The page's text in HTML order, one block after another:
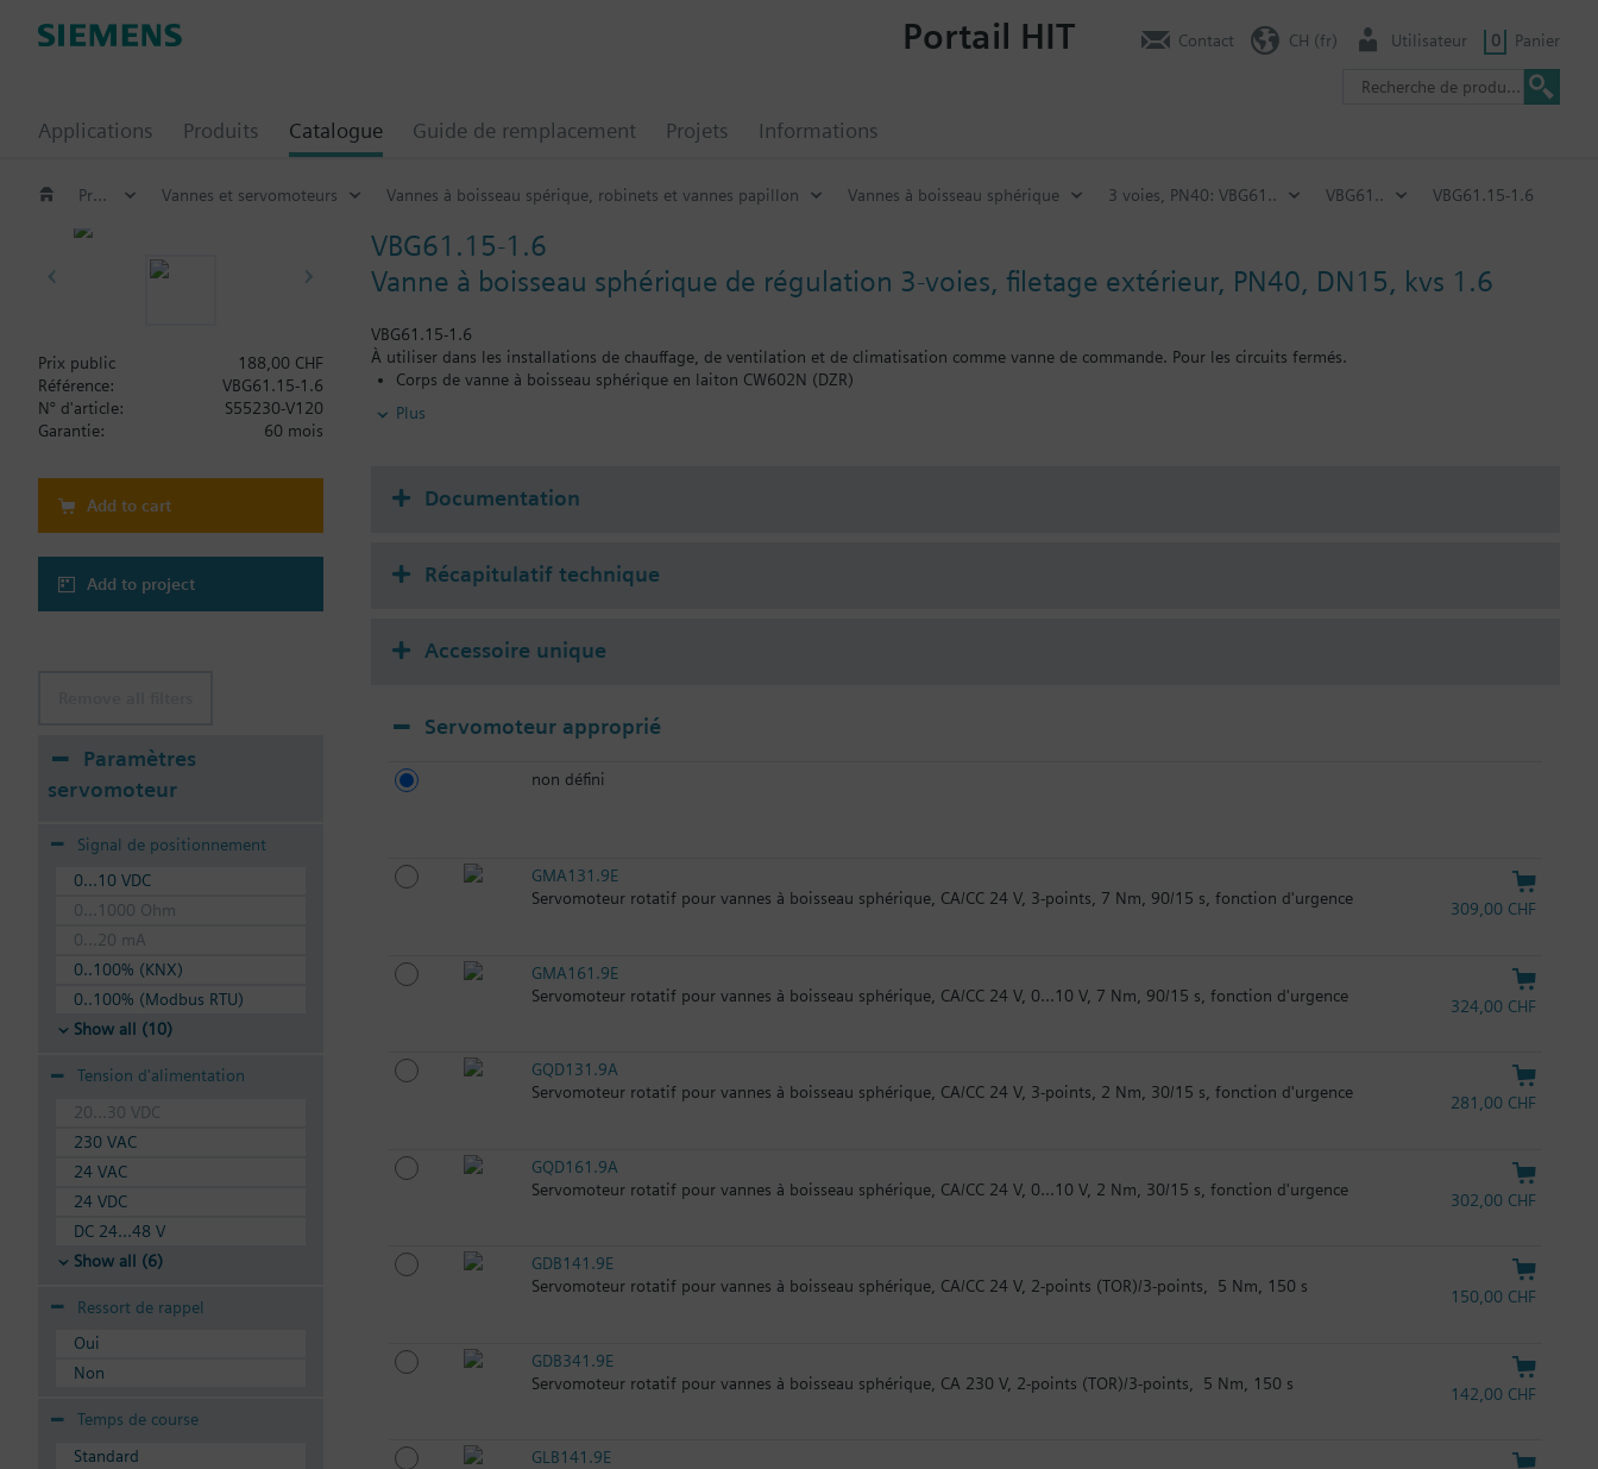
Applications Produits Catalogue Guide de remplacement Projets Informations
Portail HIT Contact CH (fr) Utilisateur 0 Panier
Produits HVAC Vannes et servomoteurs Vannes à boisseau spérique, robinets et vannes papillon Vannes à boisseau sphérique 3 voies, PN40: VBG61.. VBG61.. VBG61.15-1.6
VBG61.15-1.6
Vanne à boisseau sphérique de régulation 3-voies, filetage extérieur, PN40, DN15, kvs 1.6
VBG61.15-1.6
À utiliser dans les installations de chauffage, de ventilation et de climatisation comme vanne de commande. Pour les circuits fermés.
Corps de vanne à boisseau sphérique en laiton CW602N (DZR)
Les applications avec fonctions auxiliaires (par ex. interrupteur, potentiomètre) peuvent également être combinées avec des actionneurs rotatifs standard de
Plus
Prix public
188,00 CHF
Référence:
VBG61.15-1.6
N° d'article:
S55230-V120
Garantie:
60 mois
Add to cart
Add to project
Paramètres
servomoteur
Signal de positionnement
0...10 VDC
0...1000 Ohm
0...20 mA
0..100% (KNX)
0..100% (Modbus RTU)
Show all (10)
Tension d'alimentation
20...30 VDC
230 VAC
24 VAC
24 VDC
DC 24...48 V
Show all (6)
Ressort de rappel
Oui
Non
Temps de course
Standard
Documentation
Récapitulatif technique
Accessoire unique
Servomoteur approprié
non défini
GMA131.9E
Servomoteur rotatif pour vannes à boisseau sphérique, CA/CC 24 V, 3-points, 7 Nm, 90/15 s, fonction d'urgence
309,00 CHF
GMA161.9E
Servomoteur rotatif pour vannes à boisseau sphérique, CA/CC 24 V, 0...10 V, 7 Nm, 90/15 s, fonction d'urgence
324,00 CHF
GQD131.9A
Servomoteur rotatif pour vannes à boisseau sphérique, CA/CC 24 V, 3-points, 2 Nm, 30/15 s, fonction d'urgence
281,00 CHF
GQD161.9A
Servomoteur rotatif pour vannes à boisseau sphérique, CA/CC 24 V, 0...10 V, 2 Nm, 30/15 s, fonction d'urgence
302,00 CHF
GDB141.9E
Servomoteur rotatif pour vannes à boisseau sphérique, CA/CC 24 V, 2-points (TOR)/3-points, 5 Nm, 150 s
150,00 CHF
GDB341.9E
Servomoteur rotatif pour vannes à boisseau sphérique, CA 230 V, 2-points (TOR)/3-points, 5 Nm, 150 s
142,00 CHF
GLB141.9E